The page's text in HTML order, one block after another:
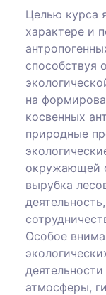
Целью курса
характере и
способствуя
на
косвенных
природные
окружающей
вырубка
Особое
атмосферы,